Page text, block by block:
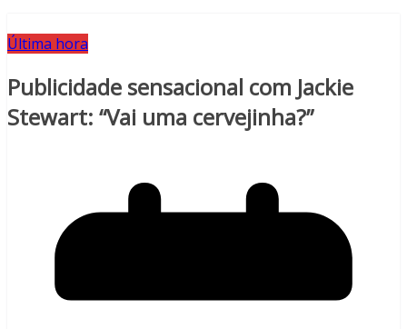
Última hora
Publicidade sensacional com Jackie
Stewart: “Vai uma cervejinha?”